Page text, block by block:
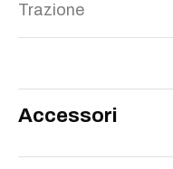
Trazione
Accessori